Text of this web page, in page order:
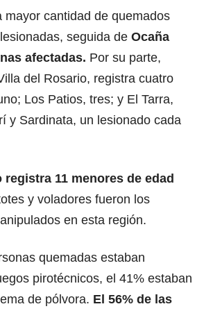
mayor cantidad de quemados
seguida de Ocaña
afectadas. Por su parte,
del Rosario, registra cuatro
Los Patios, tres; y El Tarra,
y Sardinata, un lesionado cada
registra 11 menores de edad
y voladores fueron los
en esta región.
quemadas estaban
pirotécnicos, el 41% estaban
de pólvora. El 56% de las